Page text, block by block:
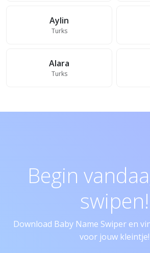
Aylin
Turks
Alara
Turks
Begin
swipen!
Download Baby Name Swiper en
voor jouw kleintje!